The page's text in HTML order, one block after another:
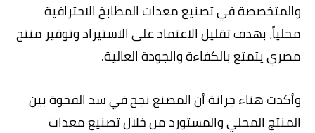
والمتخصصة في تصنيع معدات المطابخ الاحترافية
محلياً، بهدف تقليل الاعتماد على الاستيراد وتوفير منتج
مصري يتمتع بالكفاءة والجودة العالية.
وأكدت هناء جرانة أن المصنع نجح في سد الفجوة بين
المنتج المحلي والمستورد من خلال تصنيع معدات